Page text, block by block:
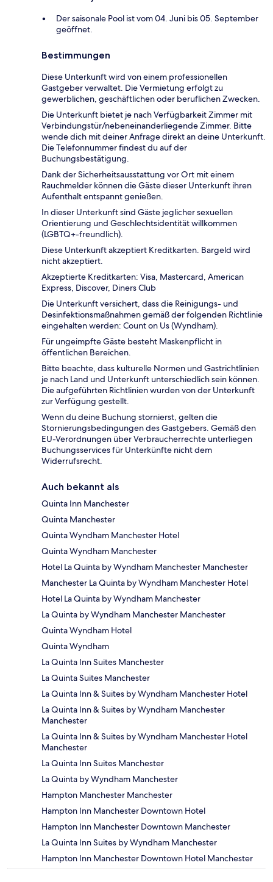
Der saisonale Pool ist vom 04. Juni bis 05. September
geöffnet.
Bestimmungen
Diese Unterkunft wird von einem professionellen
Gastgeber verwaltet. Die Vermietung erfolgt zu
gewerblichen, geschäftlichen oder beruflichen Zwecken.
Die Unterkunft bietet je nach Verfügbarkeit Zimmer mit
Verbindungstür/nebeneinanderliegende Zimmer. Bitte
wende dich mit deiner Anfrage direkt an deine Unterkunft.
Die Telefonnummer findest du auf der
Buchungsbestätigung.
Dank der Sicherheitsausstattung vor Ort mit einem
Rauchmelder können die Gäste dieser Unterkunft ihren
Aufenthalt entspannt genießen.
In dieser Unterkunft sind Gäste jeglicher sexuellen
Orientierung und Geschlechtsidentität willkommen
(LGBTQ+-freundlich).
Diese Unterkunft akzeptiert Kreditkarten. Bargeld wird
nicht akzeptiert.
Akzeptierte Kreditkarten: Visa, Mastercard, American
Express, Discover, Diners Club
Die Unterkunft versichert, dass die Reinigungs- und
Desinfektionsmaßnahmen gemäß der folgenden Richtlinie
eingehalten werden: Count on Us (Wyndham).
Für ungeimpfte Gäste besteht Maskenpflicht in
öffentlichen Bereichen.
Bitte beachte, dass kulturelle Normen und Gastrichtlinien
je nach Land und Unterkunft unterschiedlich sein können.
Die aufgeführten Richtlinien wurden von der Unterkunft
zur Verfügung gestellt.
Wenn du deine Buchung stornierst, gelten die
Stornierungsbedingungen des Gastgebers. Gemäß den
EU-Verordnungen über Verbraucherrechte unterliegen
Buchungsservices für Unterkünfte nicht dem
Widerrufsrecht.
Auch bekannt als
Quinta Inn Manchester
Quinta Manchester
Quinta Wyndham Manchester Hotel
Quinta Wyndham Manchester
Hotel La Quinta by Wyndham Manchester Manchester
Manchester La Quinta by Wyndham Manchester Hotel
Hotel La Quinta by Wyndham Manchester
La Quinta by Wyndham Manchester Manchester
Quinta Wyndham Hotel
Quinta Wyndham
La Quinta Inn Suites Manchester
La Quinta Suites Manchester
La Quinta Inn & Suites by Wyndham Manchester Hotel
La Quinta Inn & Suites by Wyndham Manchester
Manchester
La Quinta Inn & Suites by Wyndham Manchester Hotel
Manchester
La Quinta Inn Suites Manchester
La Quinta by Wyndham Manchester
Hampton Manchester Manchester
Hampton Inn Manchester Downtown Hotel
Hampton Inn Manchester Downtown Manchester
La Quinta Inn Suites by Wyndham Manchester
Hampton Inn Manchester Downtown Hotel Manchester